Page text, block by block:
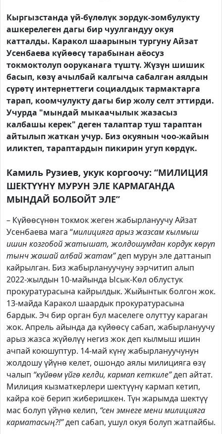
Кыргызстанда үй-бүлөлүк зордук-зомбулукту
ашкерелеген дагы бир чуулгандуу окуя
катталды. Каракол шаарынын тургуну Айзат
Усенбаева күйөөсү тарабынан аёосуз
токмоктолуп ооруканага түштү. Жүзүн шишик
басып, көзү ачылбай калгыча сабалган аялдын
сүрөтү интернеттеги социалдык тармактарга
тарап, коомчулукту дагы бир жолу селт эттирди.
Учурда "мындай мыкаачылык жазасыз
калбашы керек" деген талаптар туш тараптан
айтылып жаткан учур. Биз окуянын чоо-жайын
иликтеп, тараптардын пикирин угуп көрдүк.
Камиль Рузиев, укук коргоочу: “МИЛИЦИЯ
ШЕКТҮҮНҮ МУРУН ЭЛЕ КАРМАГАНДА
МЫНДАЙ БОЛБОЙТ ЭЛЕ”
– Күйөөсүнөн токмок жеген жабырлануучу Айзат
Усенбаева мага “милицияга арыз жазсам кылмыш
ишин козгобой жатышат, жолдошумдан кордук көрүп
тынч жашай албай жатам”деп мурун эле даттанып
кайрылган. Биз жабырлануучуну ээрчитип алып
2022-жылдын 10-майында Ысык-Көл облустук
прокуратурасына кайрылдык. Жыйынтык болгон жок.
13-майда Каракол шаардык прокуратурасына
бардык. Эч бир орган бул маселеге олуттуу караган
жок. Апрель айында да күйөөсү сабап, жабырлануучу
арыз жазса жүйөлүү негиз жок деп кылмыш ишин
ачпай коюшуптур. 14-май күнү жабырлануучунун
жолдошу үйүнө келет, ошондо аялы милицияга өзү
чалып “күйөөм үйгө келди, кармап кеткиле”деп айтат.
Милиция кызматкерлери шектүүнү кармап кетип,
кайра коё берип жиберишкен. Түн жарымда шектүү
мас болуп үйүнө келип, “сен эмнеге мени милицияга
карматасың?!”деп сабап, ушул окуя болуп жатпайбы.